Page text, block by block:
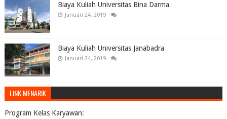
Biaya Kuliah Universitas Bina Darma
Januari 24, 2019
Biaya Kuliah Universitas Janabadra
Januari 24, 2019
LINK MENARIK
Program Kelas Karyawan: